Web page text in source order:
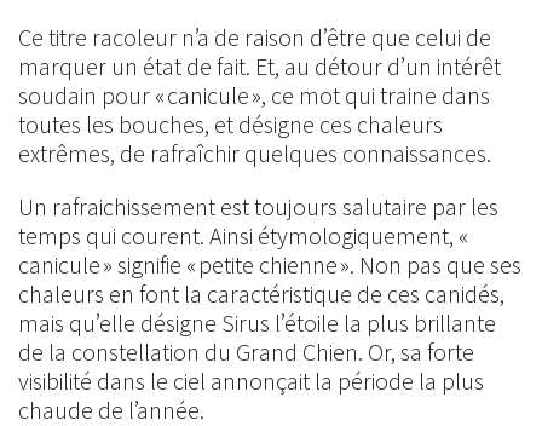
Ce titre racoleur n’a de raison d’être que celui de
marquer un état de fait. Et, au détour d’un intérêt
soudain pour « canicule », ce mot qui traine dans
toutes les bouches, et désigne ces chaleurs
extrêmes, de rafraîchir quelques connaissances.
Un rafraichissement est toujours salutaire par les
temps qui courent. Ainsi étymologiquement, «
canicule » signifie « petite chienne ». Non pas que ses
chaleurs en font la caractéristique de ces canidés,
mais qu’elle désigne Sirus l’étoile la plus brillante
de la constellation du Grand Chien. Or, sa forte
visibilité dans le ciel annonçait la période la plus
chaude de l’année.